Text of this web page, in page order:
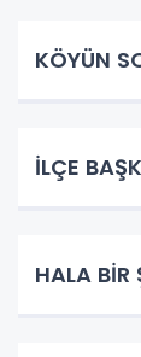
KÖYÜN
İLÇE
HALA BİR